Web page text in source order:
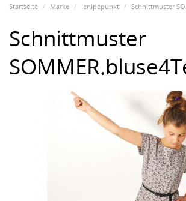
Startseite Marke lenipepunkt Schnittmuster
Schnittmuster